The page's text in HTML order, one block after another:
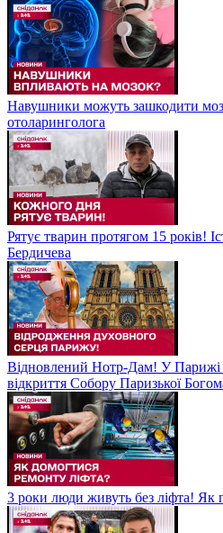
Навушники можуть зашкодити
отоларинголога
Рятує тварин протягом 15 років!
Бердичева
Відновлений Нотр-Дам! У Парижі
відкриття Собору Паризької
3 роки люди живуть без ліфта!